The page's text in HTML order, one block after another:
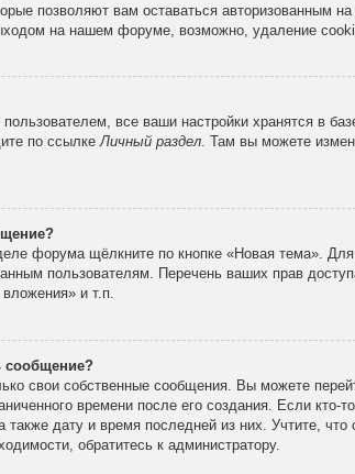
позволяют вам оставаться
на нашем форуме, возможно, удаление
все ваши настройки хранятся в
по ссылкеЛичный раздел. Там вы можете
форума щёлкните по кнопке «Новая тема».
пользователям. Перечень ваших прав
и т.п.
сообщение?
свои собственные сообщения. Вы можете
времени после его создания. Если
также дату и время последней из них. Учтите,
обратитесь к администратору.